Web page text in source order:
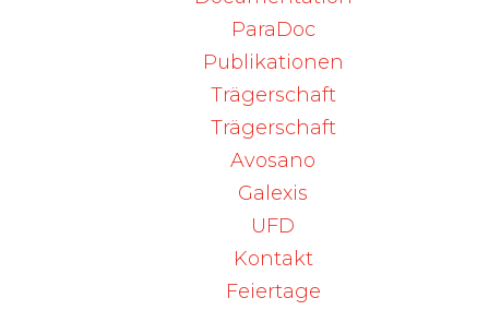
ParaDoc
Publikationen
Trägerschaft
Trägerschaft
Avosano
Galexis
UFD
Kontakt
Feiertage
News